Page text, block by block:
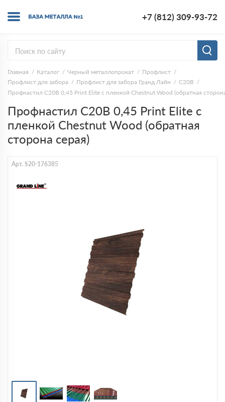
+7 (812) 309-93-72
Главная Каталог Черный металлопрокат
Профлист
Профлист для забора
Профлист для забора Гранд Лайн
С20В
Профнастил С20В 0,45 Print Elite с пленкой Chestnut Wood (обратная
Профнастил С20В 0,45 Print Elite с
пленкой Chestnut Wood (обратная
сторона серая)
Арт. S20-176385